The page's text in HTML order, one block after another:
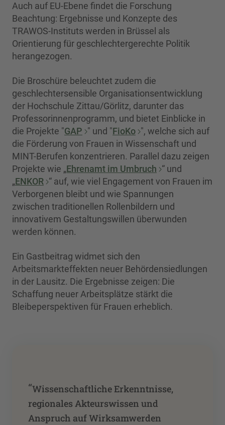
Auch auf EU-Ebene findet die Forschung
Beachtung: Ergebnisse und Konzepte des
TRAWOS-Instituts werden in Brüssel als
Orientierung für geschlechtergerechte Politik
herangezogen.
Die Broschüre beleuchtet zudem die
geschlechtersensible Organisationsentwicklung
der Hochschule Zittau/Görlitz, darunter das
Professorinnenprogramm, und bietet Einblicke in
die Projekte "GAP " und "FioKo ", welche sich auf
die Förderung von Frauen in Wissenschaft und
MINT-Berufen konzentrieren. Parallel dazu zeigen
Projekte wie „Ehrenamt im Umbruch “ und
„ENKOR “ auf, wie viel Engagement von Frauen im
Verborgenen bleibt und wie Spannungen
zwischen traditionellen Rollenbildern und
innovativem Gestaltungswillen überwunden
werden können.
Ein Gastbeitrag widmet sich den
Arbeitsmarkteffekten neuer Behördensiedlungen
in der Lausitz. Die Ergebnisse zeigen: Die
Schaffung neuer Arbeitsplätze stärkt die
Bleibeperspektiven für Frauen erheblich.
“Wissenschaftliche Erkenntnisse,
regionales Akteurswissen und
Anspruch auf Wirksamwerden